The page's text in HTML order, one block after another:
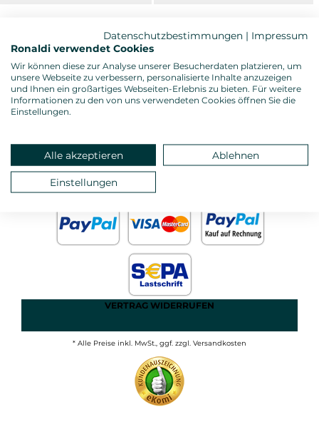
PRIMITIVO GIOIA DEL COLLE FANOVA 2023
Gambero Rosso: 3 Gläser
Ronaldi "Toptipp" : 4 Sterne
13,95 € *
ANMELDEN MEIN KONTO STARTSEITE
IMPRESSUM
DATEN- UND
VERTRAG WIDERRUFEN
* Alle Preise inkl. MwSt., ggf. zzgl. Versandkosten
Datenschutzbestimmungen | Impressum
Ronaldi verwendet Cookies
Wir können diese zur Analyse unserer Besucherdaten platzieren, um
unsere Webseite zu verbessern, personalisierte Inhalte anzuzeigen
und Ihnen ein großartiges Webseiten-Erlebnis zu bieten. Für weitere
Informationen zu den von uns verwendeten Cookies öffnen Sie die
Einstellungen.
Alle akzeptieren Ablehnen
Einstellungen